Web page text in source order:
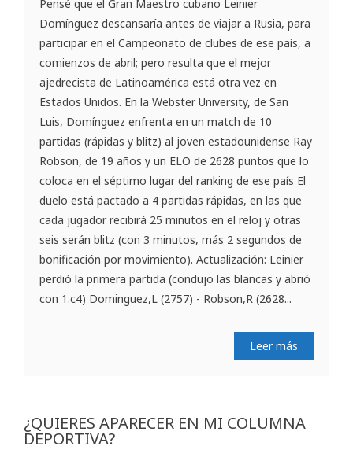
Pensé que el Gran Maestro cubano Leinier
Domínguez descansaría antes de viajar a Rusia, para
participar en el Campeonato de clubes de ese país, a
comienzos de abril; pero resulta que el mejor
ajedrecista de Latinoamérica está otra vez en
Estados Unidos. En la Webster University, de San
Luis, Domínguez enfrenta en un match de 10
partidas (rápidas y blitz) al joven estadounidense Ray
Robson, de 19 años y un ELO de 2628 puntos que lo
coloca en el séptimo lugar del ranking de ese país El
duelo está pactado a 4 partidas rápidas, en las que
cada jugador recibirá 25 minutos en el reloj y otras
seis serán blitz (con 3 minutos, más 2 segundos de
bonificación por movimiento). Actualización: Leinier
perdió la primera partida (condujo las blancas y abrió
con 1.c4) Dominguez,L (2757) - Robson,R (2628...
Leer más
¿QUIERES APARECER EN MI COLUMNA
DEPORTIVA?